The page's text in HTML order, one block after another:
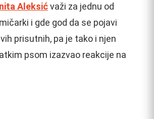
Aleksićvaži za jednu od
i gde god da se pojavi
prisutnih, pa je tako i njen
psom izazvao reakcije na